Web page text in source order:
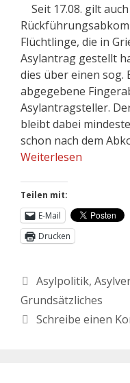
Seit 17.08. gilt
Flüchtlinge, die in
Asylantrag gestellt
dies über einen sog.
abgegebene
Asylantragsteller.
bleibt dabei
schon nach dem
Weiterlesen
Teilen mit:
E-Mail
Drucken
Asylpolitik,
Grundsätzliches
Schreibe einen